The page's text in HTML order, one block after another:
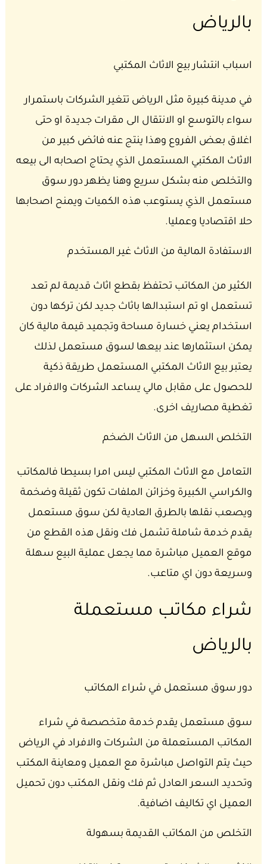
بالرياض
اسباب انتشار بيع الاثاث المكتبي
في مدينة كبيرة مثل الرياض تتغير الشركات باستمرار
سواء بالتوسع او الانتقال الى مقرات جديدة او حتى
اغلاق بعض الفروع وهذا ينتج عنه فائض كبير من
الاثاث المكتبي المستعمل الذي يحتاج اصحابه الى بيعه
والتخلص منه بشكل سريع وهنا يظهر دور سوق
مستعمل الذي يستوعب هذه الكميات ويمنح اصحابها
حلا اقتصاديا وعمليا.
الاستفادة المالية من الاثاث غير المستخدم
الكثير من المكاتب تحتفظ بقطع اثاث قديمة لم تعد
تستعمل او تم استبدالها باثاث جديد لكن تركها دون
استخدام يعني خسارة مساحة وتجميد قيمة مالية كان
يمكن استثمارها عند بيعها لسوق مستعمل لذلك
يعتبر بيع الاثاث المكتبي المستعمل طريقة ذكية
للحصول على مقابل مالي يساعد الشركات والافراد على
تغطية مصاريف اخرى.
التخلص السهل من الاثاث الضخم
التعامل مع الاثاث المكتبي ليس امرا بسيطا فالمكاتب
والكراسي الكبيرة وخزائن الملفات تكون ثقيلة وضخمة
ويصعب نقلها بالطرق العادية لكن سوق مستعمل
يقدم خدمة شاملة تشمل فك ونقل هذه القطع من
موقع العميل مباشرة مما يجعل عملية البيع سهلة
وسريعة دون اي متاعب.
شراء مكاتب مستعملة
بالرياض
دور سوق مستعمل في شراء المكاتب
سوق مستعمل يقدم خدمة متخصصة في شراء
المكاتب المستعملة من الشركات والافراد في الرياض
حيث يتم التواصل مباشرة مع العميل ومعاينة المكتب
وتحديد السعر العادل ثم فك ونقل المكتب دون تحميل
العميل اي تكاليف اضافية.
التخلص من المكاتب القديمة بسهولة